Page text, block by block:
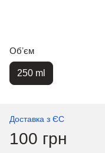
Обʼєм
250 ml
Доставка з ЄС
100 грн